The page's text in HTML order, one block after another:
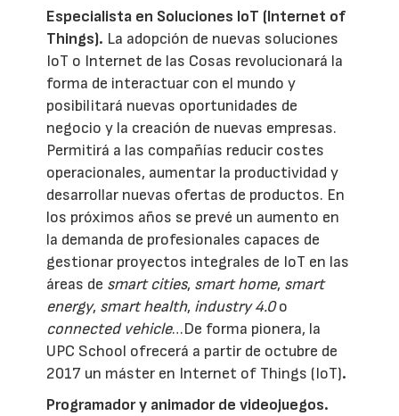
Especialista en Soluciones IoT (Internet of
Things). La adopción de nuevas soluciones
IoT o Internet de las Cosas revolucionará la
forma de interactuar con el mundo y
posibilitará nuevas oportunidades de
negocio y la creación de nuevas empresas.
Permitirá a las compañías reducir costes
operacionales, aumentar la productividad y
desarrollar nuevas ofertas de productos. En
los próximos años se prevé un aumento en
la demanda de profesionales capaces de
gestionar proyectos integrales de IoT en las
áreas de smart cities, smart home, smart
energy, smart health, industry 4.0o
connected vehicle…De forma pionera, la
UPC School ofrecerá a partir de octubre de
2017 un máster en Internet of Things (IoT).
Programador y animador de videojuegos.